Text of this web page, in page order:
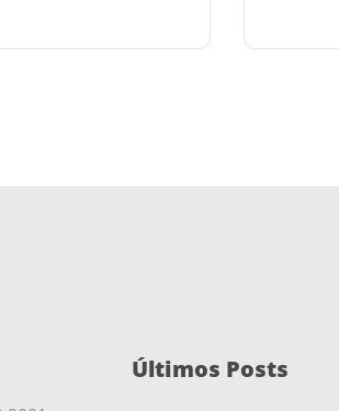
Últimos Posts